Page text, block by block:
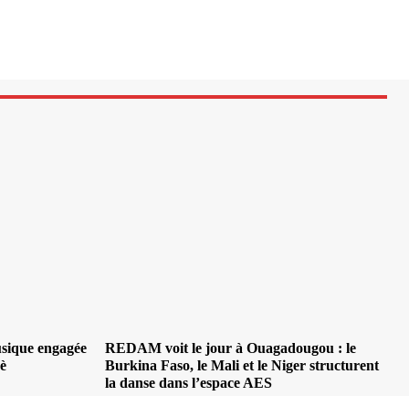
engagée
REDAM voit le jour à Ouagadougou : le
Burkina Faso, le Mali et le Niger structurent
la danse dans l’espace AES